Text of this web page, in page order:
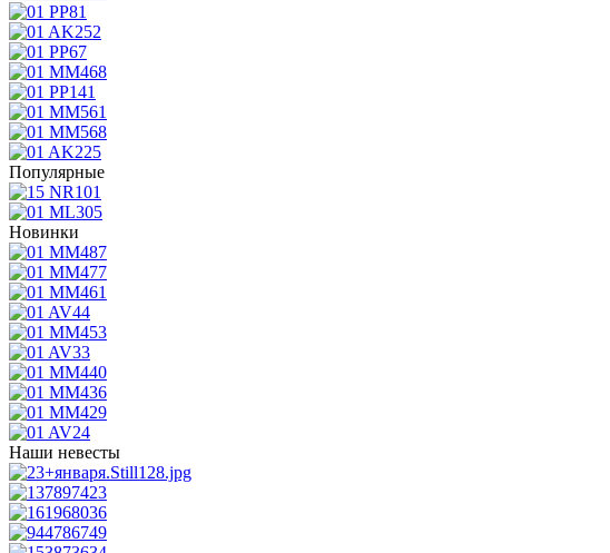
Популярные
Новинки
Наши невесты